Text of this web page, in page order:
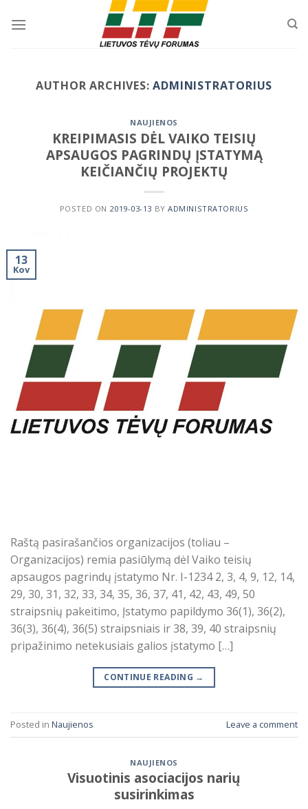
AUTHOR ARCHIVES:ADMINISTRATORIUS
NAUJIENOS
KREIPIMASIS DĖL VAIKO TEISIŲ
APSAUGOS PAGRINDŲ ĮSTATYMĄ
KEIČIANČIŲ PROJEKTŲ
POSTED ON 2019-03-13 BYADMINISTRATORIUS
13
Kov
Raštą pasirašančios organizacijos (toliau –
Organizacijos) remia pasiūlymą dėl Vaiko teisių
apsaugos pagrindų įstatymo Nr. I-1234 2, 3, 4, 9, 12, 14,
29, 30, 31, 32, 33, 34, 35, 36, 37, 41, 42, 43, 49, 50
straipsnių pakeitimo, Įstatymo papildymo 36(1), 36(2),
36(3), 36(4), 36(5) straipsniais ir 38, 39, 40 straipsnių
pripažinimo netekusiais galios įstatymo […]
CONTINUE READING →
Posted in Naujienos Leave a comment
NAUJIENOS
Visuotinis asociacijos narių
susirinkimas